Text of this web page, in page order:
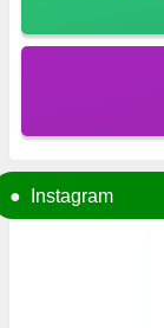
Instagram